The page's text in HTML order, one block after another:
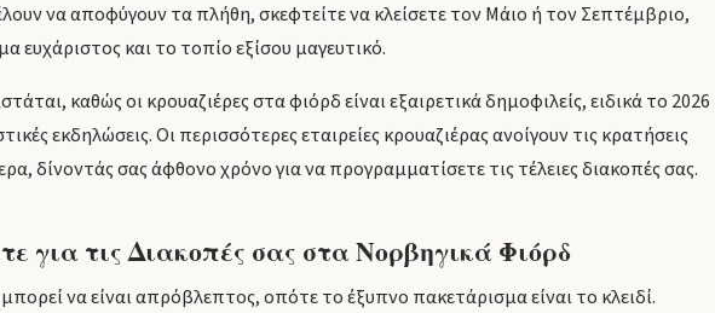
να αποφύγουν τα πλήθη, σκεφτείτε να κλείσετε τον Μάιο ή τον Σεπτέμβριο,
ευχάριστος και το τοπίο εξίσου μαγευτικό.
καθώς οι κρουαζιέρες στα φιόρδ είναι εξαιρετικά δημοφιλείς, ειδικά το 2026
εκδηλώσεις. Οι περισσότερες εταιρείες κρουαζιέρας ανοίγουν τις κρατήσεις
δίνοντάς σας άφθονο χρόνο για να προγραμματίσετε τις τέλειες διακοπές σας.
για τις Διακοπές σας στα Νορβηγικά Φιόρδ
να είναι απρόβλεπτος, οπότε το έξυπνο πακετάρισμα είναι το κλειδί.